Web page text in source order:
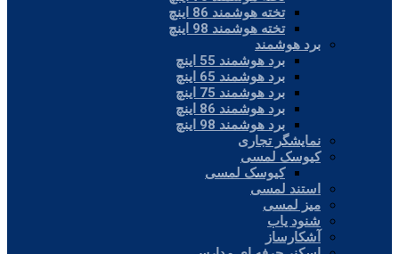
تخته هوشمند 86 اینچ
تخته هوشمند 98 اینچ
برد هوشمند
برد هوشمند 55 اینچ
برد هوشمند 65 اینچ
برد هوشمند 75 اینچ
برد هوشمند 86 اینچ
برد هوشمند 98 اینچ
نمایشگر تجاری
کیوسک لمسی
کیوسک لمسی
استند لمسی
میز لمسی
شنود یاب
آشکارساز